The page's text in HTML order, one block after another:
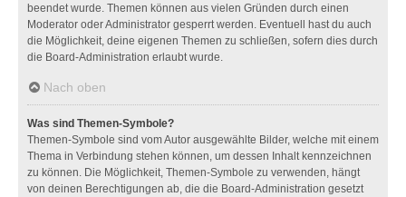
beendet wurde. Themen können aus vielen Gründen durch einen
Moderator oder Administrator gesperrt werden. Eventuell hast du auch
die Möglichkeit, deine eigenen Themen zu schließen, sofern dies durch
die Board-Administration erlaubt wurde.
Nach oben
Was sind Themen-Symbole?
Themen-Symbole sind vom Autor ausgewählte Bilder, welche mit einem
Thema in Verbindung stehen können, um dessen Inhalt kennzeichnen
zu können. Die Möglichkeit, Themen-Symbole zu verwenden, hängt
von deinen Berechtigungen ab, die die Board-Administration gesetzt